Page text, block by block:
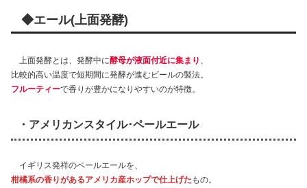
◆エール(上面発酵)
上面発酵とは、発酵中に酵母が液面付近に集まり 、
比較的高い温度で短期間に発酵が進むビールの製法。
フルーティーで香りが豊かになりやすいのが特徴。
・アメリカンスタイル･ペールエール
イギリス発祥のペールエールを、
柑橘系の香りがあるアメリカ産ホップで仕上げた もの。